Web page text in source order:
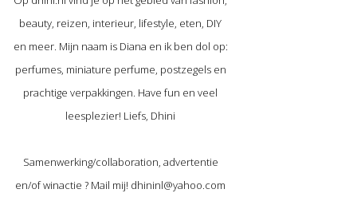
beauty, reizen, interieur, lifestyle, eten, DIY
en meer. Mijn naam is Diana en ik ben dol op:
perfumes, miniature perfume, postzegels en
prachtige verpakkingen. Have fun en veel
leesplezier! Liefs, Dhini
Samenwerking/collaboration, advertentie
en/of winactie ? Mail mij! dhininl@yahoo.com